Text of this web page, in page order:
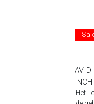
AVID
INCH
Het